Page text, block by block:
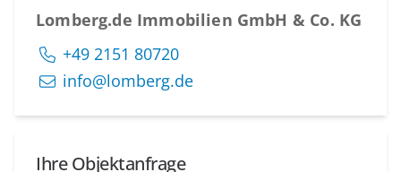
Lomberg.de Immobilien GmbH & Co. KG
+49 2151 80720
info@lomberg.de
Ihre Objektanfrage